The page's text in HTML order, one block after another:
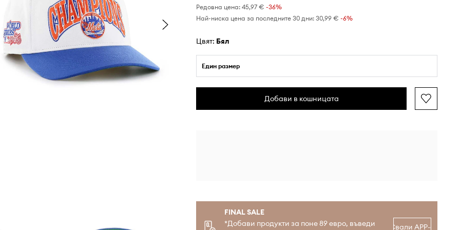
Редовна цена: 45,97 € -36%
Най-ниска цена за последните 30 дни: 30,99 € -6%
Цвят: бял
Един размер
Добави в кошницата
FINAL SALE
*Добави продукти за поне 89 евро, въведи
Свали APP-а